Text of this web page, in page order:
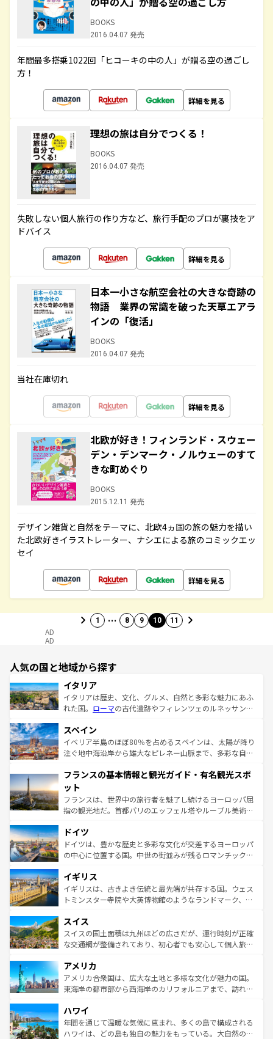
BOOKS
2016.04.07 発売
年間最多搭乗1022回「ヒコーキの中の人」が贈る空の過ごし
方！
詳細を見る
理想の旅は自分でつくる！
BOOKS
2016.04.07 発売
失敗しない個人旅行の作り方など、旅行手配のプロが裏技をア
ドバイス
詳細を見る
日本一小さな航空会社の大きな奇跡の
物語 業界の常識を破った天草エアラ
インの「復活」
BOOKS
2016.04.07 発売
当社在庫切れ
詳細を見る
北欧が好き！フィンランド・スウェー
デン・デンマーク・ノルウェーのすて
きな町めぐり
BOOKS
2015.12.11 発売
デザイン雑貨と自然をテーマに、北欧4ヵ国の旅の魅力を描い
た北欧好きイラストレーター、ナシエによる旅のコミックエッ
セイ
詳細を見る
1 … 8 9 10 11
AD
AD
人気の国と地域から探す
イタリア
イタリアは歴史、文化、グルメ、自然と多彩な魅力にあふ
れた国。 ローマの古代遺跡やフィレンツェのルネッサンス
ろん、トスカーナの美しい田園風景やアマルフィ海岸の絶
景など、自然景観も見逃せない。観光の合間には、本場の
ピザやパスタなど、絶品のイタリア料理を堪能することも
ませてくれるイタリアで、忘れられない旅をしてみよう！
なお、新着のイタリア情報は
しい。
スペイン
イベリア半島のほぼ80％を占めるスペインは、太陽が降り
注ぐ地中海沿岸から雄大なピレネー山脈まで、多彩な自然
文化が根付くこの国では、情熱的なフラメンコ、熱気あふ
れる闘牛、そして美味しいタパスが生活の一部となってい
る。首都マドリードの洗練された雰囲気や、バルセロナの
アートに溢れた街角から、地方では古代ローマ遺跡や中世
せる。地方によって風土や気候が異なるスペインはその個
性で訪れる人を魅了する。 なお、新着のスペイン情報は コ
ンテンツ一覧を参照してほしい。
フランスの基本情報と観光ガイド・有名観光スポ
ット
フランスは、世界中の旅行者を魅了し続けるヨーロッパ屈
指の観光地だ。首都パリのエッフェル塔やルーブル美術館
で、幅広い魅力が詰まっている。華麗な宮殿、歴史的な大
聖堂、美しいビーチ、そして豊かな自然が、訪れる者を心
から魅了する。また、フランスは美食の国としても知ら
いる。シャンパンの発祥地であるランス、プロヴァンスの
香り高いラベンダー畑など、多彩な楽しみ方が可能だ。さ
らに、パリ以外の地域にも魅力が溢れており、どの街角に
れる地方に足を運ぶとそれぞれで全く異なる文化を体験で
きるだろう。 なお、新着のフランス情報はコンテンツ一覧
を参照してほしい。
ドイツ
ドイツは、豊かな歴史と多彩な文化が交差するヨーロッパ
の中心に位置する国。中世の街並みが残るロマンチック街
顔を持つこの国は、どこを歩いても飽きることがない。ベ
ルリンの文化的活気、バイエルン州のアルプスの絶景、そ
してライン川沿いのワイン畑といった風景は必見。ビール
は、お酒好きな人にはぜひ体験してほしい。 なお、新着の
ドイツ情報はコンテンツ一覧を参照してほしい。
イギリス
イギリスは、古きよき伝統と最先端が共存する国。ウェス
トミンスター寺院や大英博物館のようなランドマーク、歴
リアごとに異なる魅力がある。また、優雅なアフタヌーン
ティー、ビール好きにはたまらない英国パブ、サッカー観
戦など、本場だからこそできる体験も豊富。イギリスを旅
ンツ一覧を参照してほしい。
スイス
スイスの国土面積は九州ほどの広さだが、運行時刻が正確
な交通網が整備されており、初心者でも安心して個人旅行
の建物がそのまま残る町や、スイスならではのユニークな
博物館もあり、アルプス観光だけでなく町歩きも満喫する
ことができる。国民の所得が高いため物価も高いが、旅行
ば市内交通費無料で観光を楽しむこともできる。 なお、新
着のスイス情報はコンテンツ一覧 を参照してほしい。
アメリカ
アメリカ合衆国は、広大な土地と多様な文化が魅力の国。
東海岸の都市部から西海岸のカリフォルニアまで、訪れる
のような巨大都市は、観光、ショッピング、エンターテイ
ンメントが詰まった刺激的なスポットだ。一方、アメリカ
西部には大自然が広がり、グランドキャニオンやイエロー
ハワイ
年間を通じて温暖な気候に恵まれ、多くの島で構成される
ハワイは、どの島も独自の魅力をもっている。大自然の神